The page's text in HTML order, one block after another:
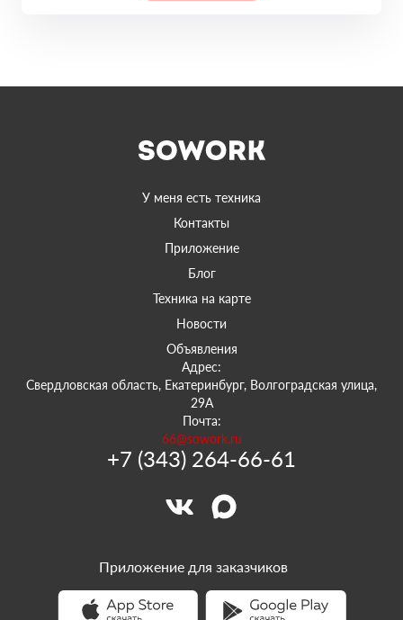
У меня есть техника
Контакты
Приложение
Блог
Техника на карте
Новости
Объявления
Адрес:
Свердловская область, Екатеринбург, Волгоградская улица,
29А
Почта:
66@sowork.ru
+7 (343) 264-66-61
Приложение для заказчиков